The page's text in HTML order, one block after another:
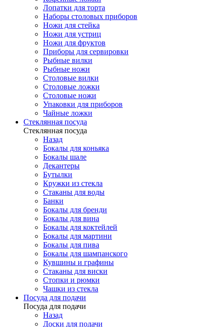
Лопатки для торта
Наборы столовых приборов
Ножи для стейка
Ножи для устриц
Ножи для фруктов
Приборы для сервировки
Рыбные вилки
Рыбные ножи
Столовые вилки
Столовые ложки
Столовые ножи
Упаковки для приборов
Чайные ложки
Стеклянная посуда
Стеклянная посуда
Назад
Бокалы для коньяка
Бокалы шале
Декантеры
Бутылки
Кружки из стекла
Стаканы для воды
Банки
Бокалы для бренди
Бокалы для вина
Бокалы для коктейлей
Бокалы для мартини
Бокалы для пива
Бокалы для шампанского
Кувшины и графины
Стаканы для виски
Стопки и рюмки
Чашки из стекла
Посуда для подачи
Посуда для подачи
Назад
Доски для подачи